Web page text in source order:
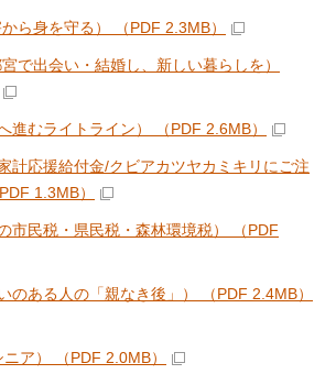
ら身を守る） （PDF 2.3MB）
で出会い・結婚し、新しい暮らしを）
進むライトライン） （PDF 2.6MB）
計応援給付金/クビアカツヤカミキリにご注
1.3MB）
市民税・県民税・森林環境税） （PDF
のある人の「親なき後」） （PDF 2.4MB）
ア） （PDF 2.0MB）